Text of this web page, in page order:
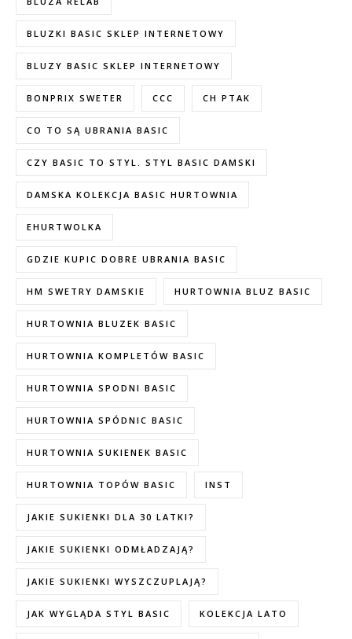
BLUZKI BASIC SKLEP INTERNETOWY
BLUZY BASIC SKLEP INTERNETOWY
BONPRIX SWETER CCC CH PTAK
CO TO SĄ UBRANIA BASIC
CZY BASIC TO STYL. STYL BASIC DAMSKI
DAMSKA KOLEKCJA BASIC HURTOWNIA
EHURTWOLKA
GDZIE KUPIC DOBRE UBRANIA BASIC
HM SWETRY DAMSKIE HURTOWNIA BLUZ BASIC
HURTOWNIA BLUZEK BASIC
HURTOWNIA KOMPLETÓW BASIC
HURTOWNIA SPODNI BASIC
HURTOWNIA SPÓDNIC BASIC
HURTOWNIA SUKIENEK BASIC
HURTOWNIA TOPÓW BASIC INST
JAKIE SUKIENKI DLA 30 LATKI?
JAKIE SUKIENKI ODMŁADZAJĄ?
JAKIE SUKIENKI WYSZCZUPLAJĄ?
JAK WYGLĄDA STYL BASIC KOLEKCJA LATO